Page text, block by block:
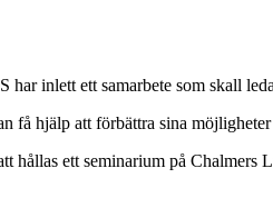
inlett ett samarbete som skall
hjälp att förbättra sina möjligheter
hållas ett seminarium på